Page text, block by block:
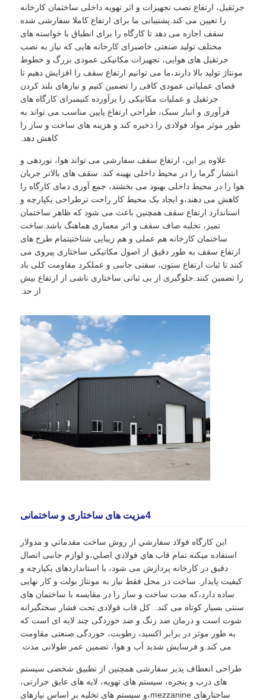
جرثقیل، ارتفاع نصب تجهیزات و اثر تهویه داخلی ساختمان کارخانه
را تعیین می کند.پشتیبانی ما برای ارتفاع کاملا سفارشی شده
سقف اجازه می دهد تا کارگاه را برای انطباق با خواسته های
مختلف تولید صنعتی خاصبرای کارخانه هایی که نیاز به نصب
جرثقیل های هوایی، تجهیزات مکانیکی عمودی بزرگ و خطوط
مونتاژ تولید بالا دارند،ما می توانیم ارتفاع سقف را افزایش دهیم تا
فضای عملیاتی عمودی کافی را تضمین کنیم و نیازهای بلند کردن
جرثقیل و عملیات مکانیکی را برآورده کنیمبرای کارگاه های
فرآوری و انبار سبک، طراحی ارتفاع پایین مناسب می تواند به
طور موثر مواد فولادی را ذخیره کند و هزینه های ساخت و ساز را
کاهش دهد.
علاوه بر این، ارتفاع سقف سفارشی می تواند هوا، نوردهی و
انتشار گرما را در محیط داخلی بهینه کند. سقف های بالاتر جریان
هوا را در محیط داخلی بهبود می بخشند، جمع آوری دمای کارگاه را
کاهش می دهند،و ایجاد یک محیط کار راحت ترطراحی یکپارچه و
استاندارد ارتفاع سقف همچنین باعث می شود که ظاهر ساختمان
تمیز، تخلیه صاف سقف و اثر معماری هماهنگ باشد.ساخت
ساختمان کارخانه هم عملی و هم زیبایی شناختیتمام طرح های
ارتفاع سقف به طور دقیق از اصول مکانیکی ساختاری پیروی می
کنند تا ثبات ارتفاع ستون، سفتی جانبی و عملکرد مقاومت کلی باد
را تضمین کنند.جلوگیری از بی ثباتی ساختاری ناشی از ارتفاع بیش
از حد.
4مزیت های ساختاری و ساختمانی
اين کارگاه فولاد سفارشي از روش ساخت مقدماتي و مدولار
استفاده ميکنه تمام قاب هاي فولادي اصلي،و لوازم جانبی اتصال
دقیق در کارخانه پردازش می شود، با استانداردهای یکپارچه و
کیفیت پایدار. ساخت در محل فقط نیاز به مونتاژ بولت و کار نهایی
ساده دارد،که مدت ساخت و ساز را در مقایسه با ساختمان های
سنتی بسیار کوتاه می کند.. کل قاب فولادی تحت فشار سختگیرانه
شوت است و درمان ضد زنگ و ضد خوردگی چند لایه ای است که
به طور موثر در برابر اکسید، رطوبت، خوردگی صنعتی مقاومت
می کند.و فرسایش شدید آب و هوا، تضمین عمر طولانی مدت.
طراحی انعطاف پذیر سفارشی همچنین از تطبیق شخصی سیستم
های درب و پنجره، سیستم های تهویه، لایه های عایق حرارتی،
ساختارهای mezzanine،و سیستم های تخلیه بر اساس نیازهای